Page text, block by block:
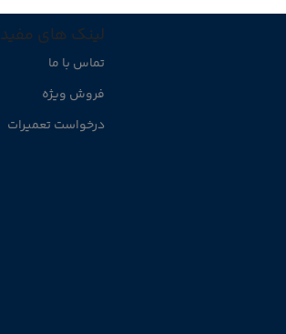
لینک های مفید
تماس با ما
فروش ویژه
درخواست تعمیرات